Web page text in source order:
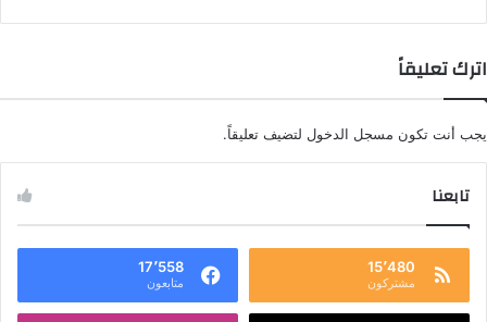
اترك تعليقاً
يجب أنت تكون مسجل الدخول لتضيف تعليقاً.
تابعنا
15٬480
مشتركون
17٬558
متابعون